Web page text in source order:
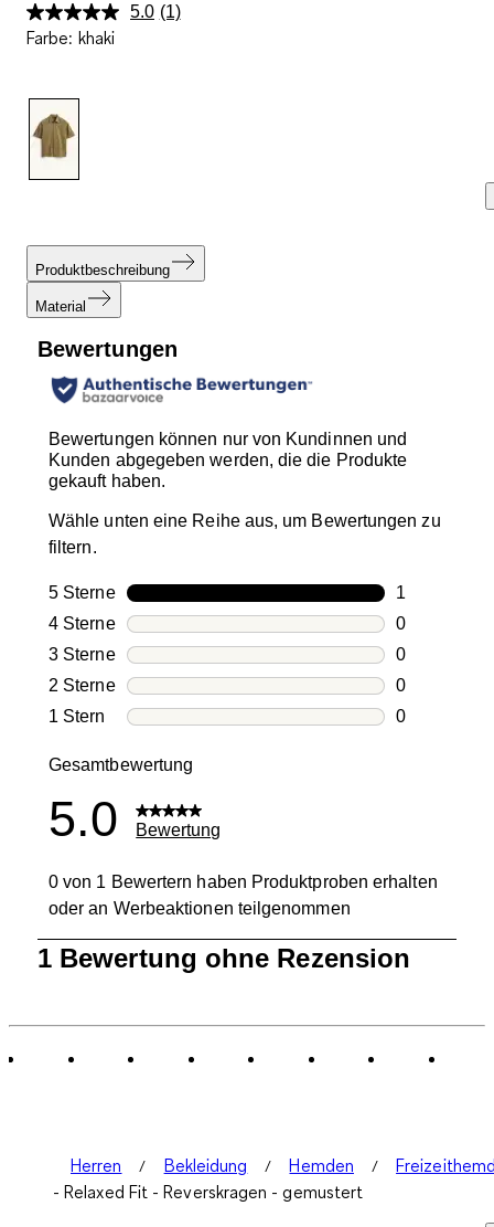
5.0 Bewertung
(1)
Farbe: khaki
Produktbeschreibung
Material
Bewertungen
Bewertungen können nur von Kundinnen und
Kunden abgegeben werden, die die Produkte
gekauft haben.
Wähle unten eine Reihe aus, um Bewertungen zu
filtern.
5 SterneSterne
1
1
4 SterneSterne
0
0
3 SterneSterne
0
0
2 SterneSterne
0
0
1 Stern Sterne
0
Gesamtbewertung
5.0 Bewertung
0 von 1 Bewertern haben Produktproben erhalten
oder an Werbeaktionen teilgenommen
von
1 Bewertung ohne Rezension
Herren Bekleidung Hemden
- Relaxed Fit - Reverskragen - gemustert